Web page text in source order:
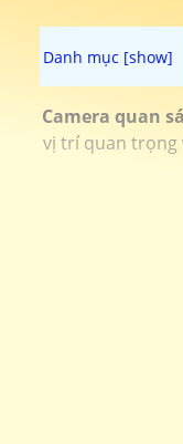
Camera quan
vị trí quan trọng